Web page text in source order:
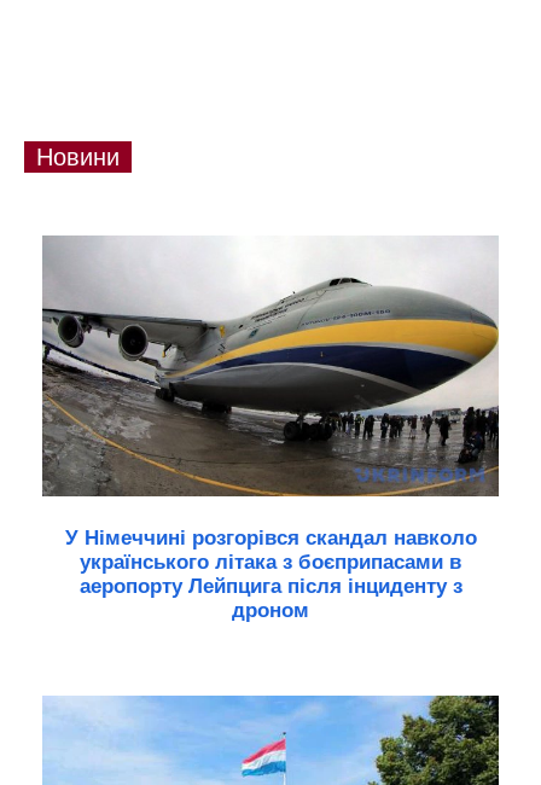
Новини
У Німеччині розгорівся скандал навколо
українського літака з боєприпасами в
аеропорту Лейпцига після інциденту з
дроном